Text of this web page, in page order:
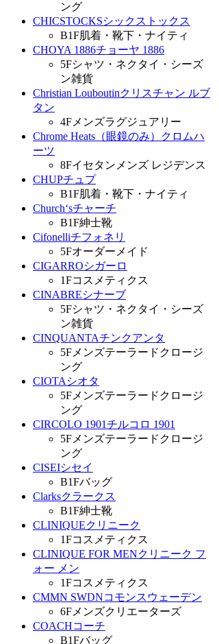
ング
CHICSTOCKSシックストックス
B1F肌着・靴下・ナイティ
CHOYA 1886チョーヤ 1886
5Fシャツ・ネクタイ・シーズ
ン雑貨
Christian Louboutinクリスチャン ルブ
タン
4F メンズラグジュアリー
Chrome Heats（眼鏡のみ）
クロムハ
ーツ
8Fイセタンメンズ レジデンス
CHUPチュプ
B1F肌着・靴下・ナイティ
Church‘sチャーチ
B1F紳士靴
Cifonelliチフォネリ
5Fオーダーメイド
CIGARROシガーロ
1Fコスメティクス
CINABREシナーブ
5Fシャツ・ネクタイ・シーズ
ン雑貨
CINQUANTAチンクアンタ
5F メンズテーラードクロージ
ング
CIOTA シオタ
5F メンズテーラードクロージ
ング
CIRCOLO 1901チルコロ 1901
5F メンズテーラードクロージ
ング
CISEIシセイ
B1Fバッグ
Clarksクラークス
B1F紳士靴
CLINIQUEクリニーク
1Fコスメティクス
CLINIQUE FOR MENクリニーク フ
ォー メン
1Fコスメティクス
CMMN SWDNコモンスウェーデン
6F メンズクリエーターズ
COACHコーチ
B1Fバッグ